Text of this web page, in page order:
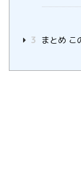
3 まとめ こ